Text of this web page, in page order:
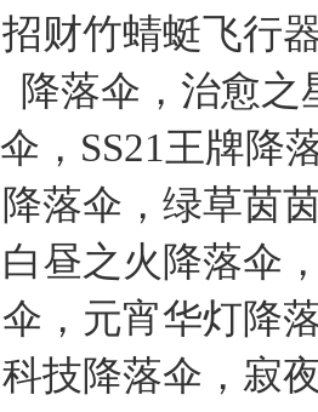
招财竹蜻蜓飞行
降落伞，治愈之
伞，SS21王牌降
降落伞，绿草茵
白昼之火降落伞
伞，元宵华灯降
科技降落伞，寂